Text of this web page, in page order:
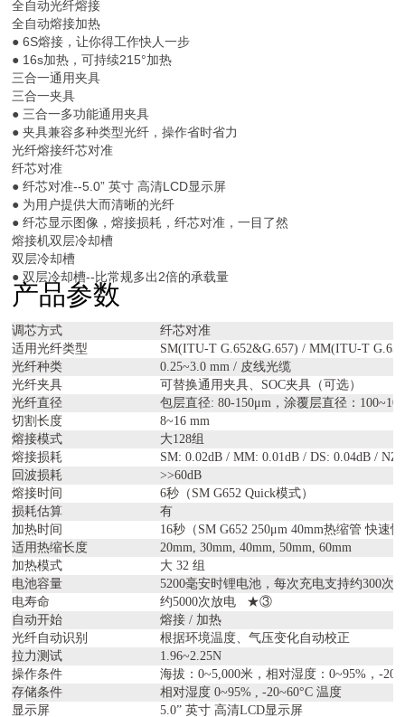
全自动光纤熔接
全自动熔接加热
● 6S熔接，让你得工作快人一步
● 16s加热，可持续215°加热
三合一通用夹具
三合一夹具
● 三合一多功能通用夹具
● 夹具兼容多种类型光纤，操作省时省力
光纤熔接纤芯对准
纤芯对准
● 纤芯对准--5.0” 英寸 高清LCD显示屏
● 为用户提供大而清晰的光纤
● 纤芯显示图像，熔接损耗，纤芯对准，一目了然
熔接机双层冷却槽
双层冷却槽
● 双层冷却槽--比常规多出2倍的承载量
产品参数
调芯方式
纤芯对准
适用光纤类型
SM(ITU-T G.652&G.657) / MM(ITU-T
光纤种类
0.25~3.0 mm / 皮线光缆
光纤夹具
可替换通用夹具、SOC夹具（可选）
光纤直径
包层直径: 80-150μm，涂覆层直径：
切割长度
8~16 mm
熔接模式
大128组
熔接损耗
SM: 0.02dB / MM: 0.01dB / DS: 0.04dB /
回波损耗
>>60dB
熔接时间
6秒（SM G652 Quick模式）
损耗估算
有
加热时间
16秒（SM G652 250μm 40mm热缩管 快速
适用热缩长度
20mm, 30mm, 40mm, 50mm, 60mm
加热模式
大 32 组
电池容量
5200毫安时锂电池，每次充电支持约300
电寿命
约5000次放电 ★③
自动开始
熔接 / 加热
光纤自动识别
根据环境温度、气压变化自动校正
拉力测试
1.96~2.25N
操作条件
海拔：0~5,000米，相对湿度：0~95%，-
存储条件
相对湿度 0~95% , -20~60°C 温度
显示屏
5.0” 英寸 高清LCD显示屏